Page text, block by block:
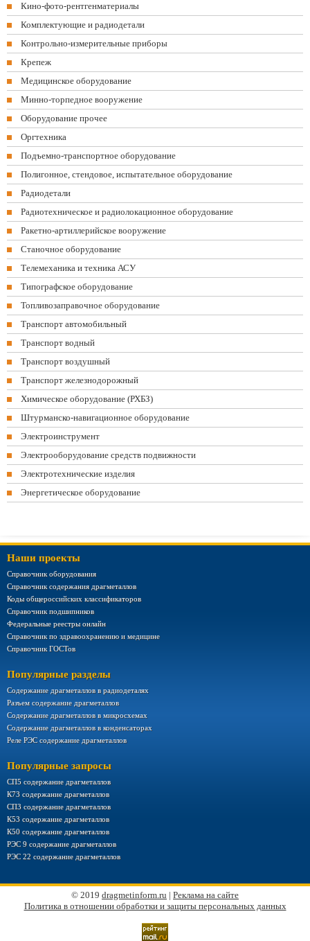
Кино-фото-рентгенматериалы
Комплектующие и радиодетали
Контрольно-измерительные приборы
Крепеж
Медицинское оборудование
Минно-торпедное вооружение
Оборудование прочее
Оргтехника
Подъемно-транспортное оборудование
Полигонное, стендовое, испытательное оборудование
Радиодетали
Радиотехническое и радиолокационное оборудование
Ракетно-артиллерийское вооружение
Станочное оборудование
Телемеханика и техника АСУ
Типографское оборудование
Топливозаправочное оборудование
Транспорт автомобильный
Транспорт водный
Транспорт воздушный
Транспорт железнодорожный
Химическое оборудование (РХБЗ)
Штурманско-навигационное оборудование
Электроинструмент
Электрооборудование средств подвижности
Электротехнические изделия
Энергетическое оборудование
Наши проекты
Справочник оборудования
Справочник содержания драгметаллов
Коды общероссийских классификаторов
Справочник подшипников
Федеральные реестры онлайн
Справочник по здравоохранению и медицине
Справочник ГОСТов
Популярные разделы
Содержание драгметаллов в радиодеталях
Разъем содержание драгметаллов
Содержание драгметаллов в микросхемах
Содержание драгметаллов в конденсаторах
Реле РЭС содержание драгметаллов
Популярные запросы
СП5 содержание драгметаллов
К73 содержание драгметаллов
СП3 содержание драгметаллов
К53 содержание драгметаллов
К50 содержание драгметаллов
РЭС 9 содержание драгметаллов
РЭС 22 содержание драгметаллов
© 2019 dragmetinform.ru | Реклама на сайте
Политика в отношении обработки и защиты персональных данных